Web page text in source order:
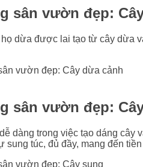
sân vườn đẹp:
dừa được lai tạo từ cây dừa
sân vườn đẹp:
dàng trong việc tạo dáng
sung túc, đủ đầy, mang đến tiền